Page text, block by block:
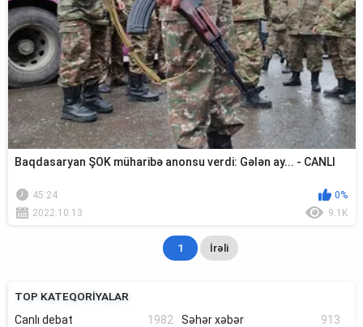
TOP KATEQORİYALAR
Canlı debat
1982 Səhər xəbər 913
Baqdasaryan ŞOK müharibə anonsu verdi: Gələn ay... - CANLI
45:24
0%
2022.10.13
9.1K
1 İrəli